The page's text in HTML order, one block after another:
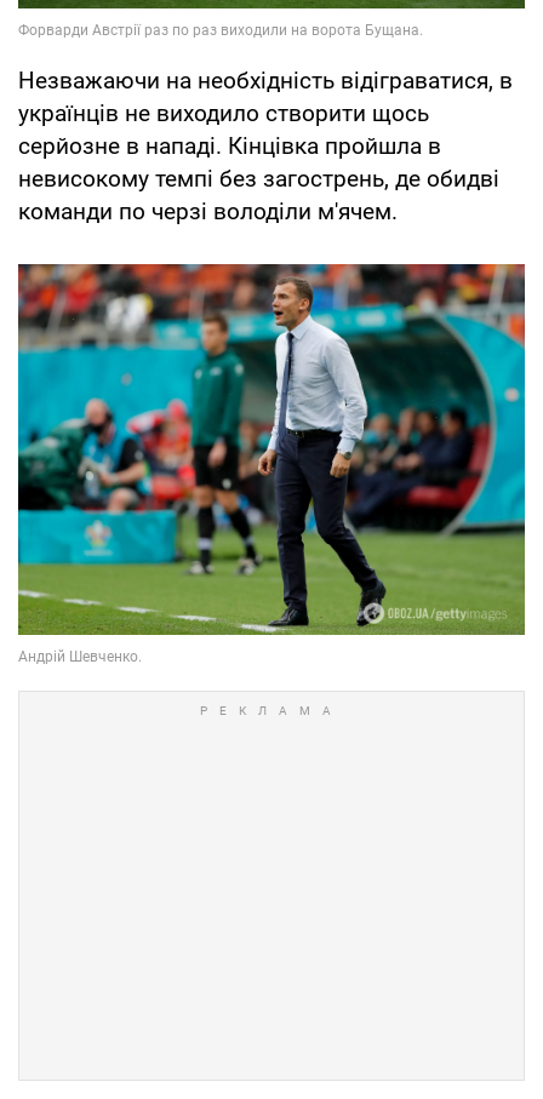
Незважаючи на необхідність відіграватися, в
українцiв не виходило створити щось
серйозне в нападі. Кінцівка пройшла в
невисокому темпі без загострень, де обидві
команди по черзі володіли м'ячем.